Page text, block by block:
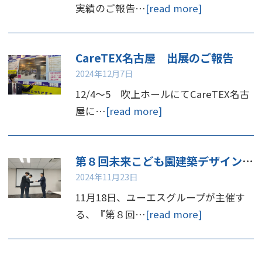
実績のご報告…[read more]
CareTEX名古屋 出展のご報告
2024年12月7日
12/4～5 吹上ホールにてCareTEX名古
屋に…[read more]
第８回未来こども園建築デザインコンペ 表彰
2024年11月23日
11月18日、ユーエスグループが主催す
る、『第８回…[read more]